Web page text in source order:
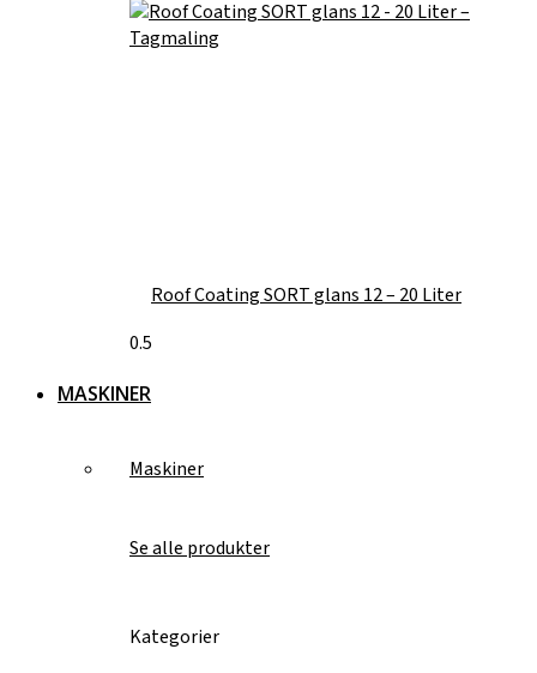
Roof Coating SORT glans 12 – 20 Liter
MASKINER
Maskiner
Se alle produkter
Kategorier